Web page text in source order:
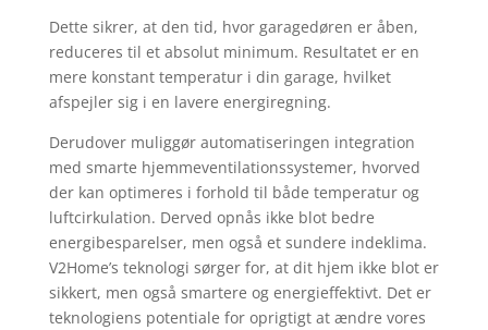
Dette sikrer, at den tid, hvor garagedøren er åben,
reduceres til et absolut minimum. Resultatet er en
mere konstant temperatur i din garage, hvilket
afspejler sig i en lavere energiregning.
Derudover muliggør automatiseringen integration
med smarte hjemmeventilationssystemer, hvorved
der kan optimeres i forhold til både temperatur og
luftcirkulation. Derved opnås ikke blot bedre
energibesparelser, men også et sundere indeklima.
V2Home’s teknologi sørger for, at dit hjem ikke blot er
sikkert, men også smartere og energieffektivt. Det er
teknologiens potentiale for oprigtigt at ændre vores